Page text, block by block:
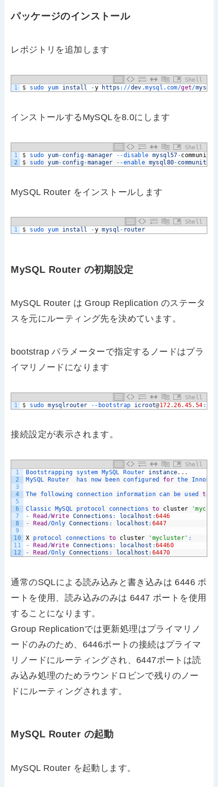
パッケージのインストール
レポジトリを追加します
Shell
1
$ sudo yum install -y https : //dev .mysql .com/get/
インストールするMySQLを8.0にします
Shell
1
2
$ sudo yum- config-manager --disable mysql57 -community
$
sudo yum- config-manager --enable mysql80- community
MySQL Router をインストールします
Shell
1
$ sudo yum install -y mysql - router
MySQL Router の初期設定
MySQL Router は Group Replication のステータ
スを元にルーティング先を決めています。
bootstrap パラメーターで指定するノードはプラ
イマリノードになります
Shell
1
$ sudo mysqlrouter -- bootstrap icroot@172.26.45.54 :
接続設定が表示されます。
Shell
1
2
3
4
5
6
7
8
9
10
11
12
Bootstrapping system MySQL Router instance. . .
MySQL
Router has now been configured for the InnoDB
The following connection information can be used to
Classic MySQL protocol connections to cluster
-
Read /Write Connections : localhost :6446
-
Read /Only Connections : localhost : 6447
X protocol connections to cluster 'mycluster' :
-
Read /Write Connections : localhost :64460
-
Read /Only Connections : localhost : 64470
通常のSQLによる読み込みと書き込みは 6446 ポ
ートを使用、読み込みのみは 6447 ポートを使用
することになります。
Group Replicationでは更新処理はプライマリノ
ードのみのため、6446ポートの接続はプライマ
リノードにルーティングされ、6447ポートは読
み込み処理のためラウンドロビンで残りのノー
ドにルーティングされます。
MySQL Router の起動
MySQL Router を起動します。